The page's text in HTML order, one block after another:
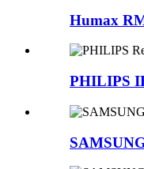
Humax
PHILIPS